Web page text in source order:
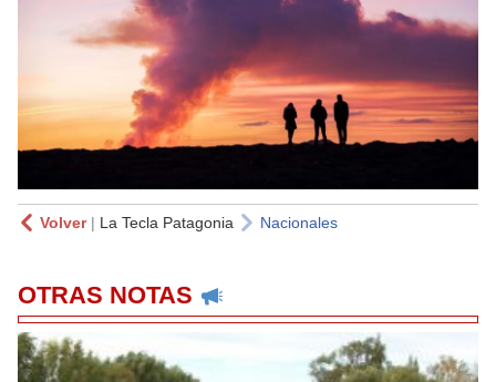
Volver| La Tecla Patagonia Nacionales
OTRAS NOTAS